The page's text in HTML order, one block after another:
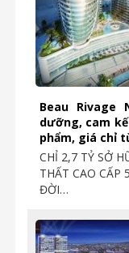
Beau
dưỡng, cam
phẩm, giá chỉ
CHỈ 2,7 TỶ SỞ
THẤT CAO CẤP
ĐỜI…